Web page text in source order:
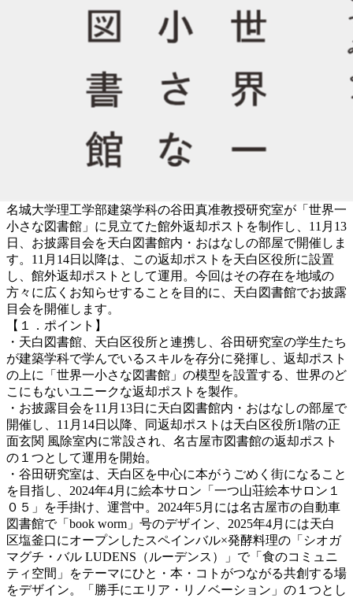
名城大学理工学部建築学科の谷田真准教授研究室が「世界一
小さな図書館」に見立てた館外返却ポストを制作し、11月13
日、お披露目会を天白図書館内・おはなしの部屋で開催しま
す。11月14日以降は、この返却ポストを天白区役所に設置
し、館外返却ポストとして運用。今回はその存在を地域の
方々に広くお知らせすることを目的に、天白図書館でお披露
目会を開催します。
【１．ポイント】
・天白図書館、天白区役所と連携し、谷田研究室の学生たち
が建築学科で学んでいるスキルを存分に発揮し、返却ポスト
の上に「世界一小さな図書館」の模型を設置する、世界のど
こにもないユニークな返却ポストを製作。
・お披露目会を11月13日に天白図書館内・おはなしの部屋で
開催し、11月14日以降、同返却ポストは天白区役所1階の正
面玄関 風除室内に常設され、名古屋市図書館の返却ポスト
の１つとして運用を開始。
・谷田研究室は、天白区を中心に本がうごめく街になること
を目指し、2024年4月に絵本サロン「一つ山荘絵本サロン１
０５」を手掛け、運営中。2024年5月には名古屋市の自動車
図書館で「book worm」号のデザイン、2025年4月には天白
区塩釜口にオープンしたスペインバル×発酵料理の「シオガ
マグチ・バル LUDENS（ルーデンス）」で「食のコミュニ
ティ空間」をテーマにひと・本・コトがつながる共創する場
をデザイン。「勝手にエリア・リノベーション」の１つとし